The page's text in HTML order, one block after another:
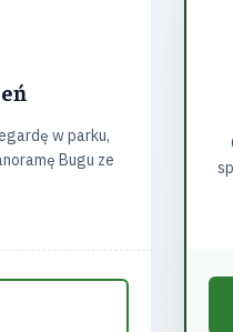
w parku,
Bugu ze